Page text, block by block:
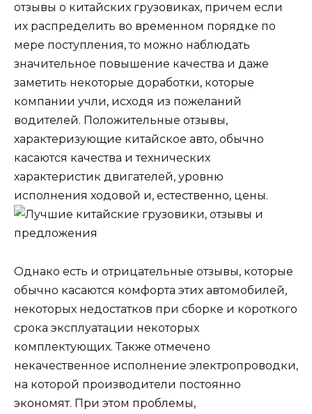
отзывы о китайских грузовиках, причем если
их распределить во временном порядке по
мере поступления, то можно наблюдать
значительное повышение качества и даже
заметить некоторые доработки, которые
компании учли, исходя из пожеланий
водителей. Положительные отзывы,
характеризующие китайское авто, обычно
касаются качества и технических
характеристик двигателей, уровню
исполнения ходовой и, естественно, цены.
Однако есть и отрицательные отзывы, которые
обычно касаются комфорта этих автомобилей,
некоторых недостатков при сборке и короткого
срока эксплуатации некоторых
комплектующих. Также отмечено
некачественное исполнение электропроводки,
на которой производители постоянно
экономят. При этом проблемы,